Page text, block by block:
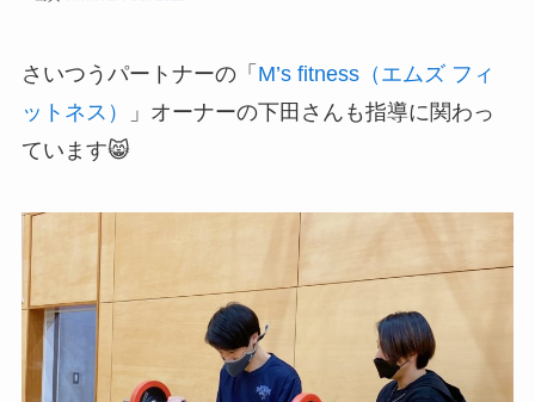
さいつうパートナーの「 M’s fitness（エムズ フィ
ットネス）
」オーナーの下田さんも指導に関わっ
ています😸